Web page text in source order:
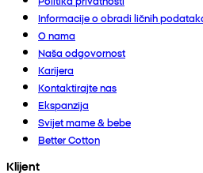
Informacije o obradi ličnih
O nama
Naša odgovornost
Karijera
Kontaktirajte nas
Ekspanzija
Svijet mame & bebe
Better Cotton
Klijent